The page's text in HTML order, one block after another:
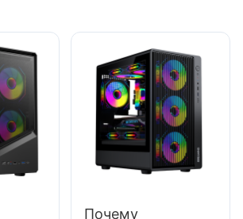
Почему